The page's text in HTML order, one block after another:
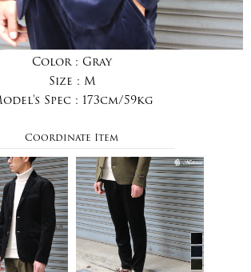
Color : Gray
Size : M
Spec : 173cm/59kg
Coordinate Item